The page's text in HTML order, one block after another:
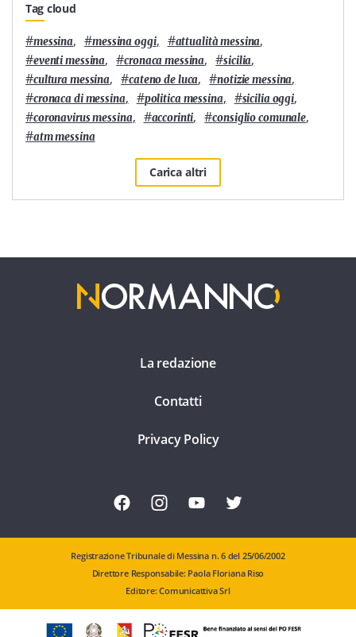
Tag cloud
#messina, #messina oggi, #attualità messina,
#eventi messina, #cronaca messina, #sicilia,
#cultura messina, #cateno de luca, #notizie messina,
#cronaca di messina, #politica messina, #sicilia oggi,
#coronavirus messina, #accorinti, #consiglio comunale,
#atm messina
Carica altri
La redazione
Contatti
Privacy Policy
Registrazione Tribunale di Messina n. 6 del 25/06/2002
Direttore Responsabile: Paola Floriana Riso
Editore: Comunicattiva Srl